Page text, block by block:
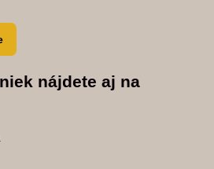
nájdete aj na